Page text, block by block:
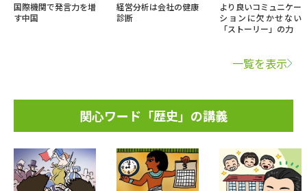
国際機関で発言力を増
す中国
経営分析は会社の健康
診断
より良いコミュニケー
ションに欠かせない
「ストーリー」の力
一覧を表示
関心ワード「歴史」の講義